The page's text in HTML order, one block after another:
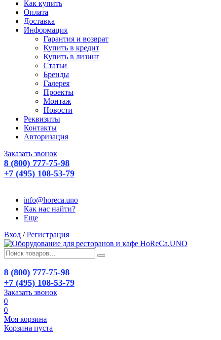
Как купить
Оплата
Доставка
Информация
Гарантия и возврат
Купить в кредит
Купить в лизинг
Статьи
Бренды
Галерея
Проекты
Монтаж
Новости
Реквизиты
Контакты
Авторизация
Заказать звонок
8 (800) 777-75-98
+7 (495) 108-53-79
info@horeca.uno
Как нас найти?
Еще
Вход / Регистрация
8 (800) 777-75-98
+7 (495) 108-53-79
Заказать звонок
0
0
Моя корзина
Корзина пуста